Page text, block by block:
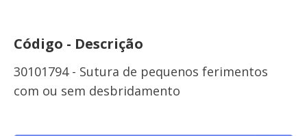
Código - Descrição
30101794 - Sutura de pequenos ferimentos
com ou sem desbridamento